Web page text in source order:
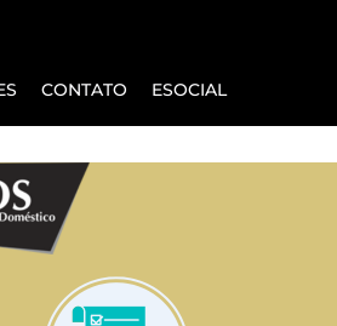
CONTATO ESOCIAL